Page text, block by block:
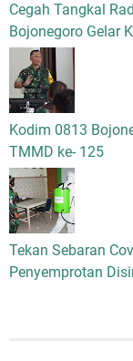
Cegah Tangkal
Bojonegoro Gelar
Kodim 0813
TMMD ke- 125
Tekan Sebaran
Penyemprotan